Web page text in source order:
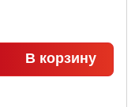
В корзину